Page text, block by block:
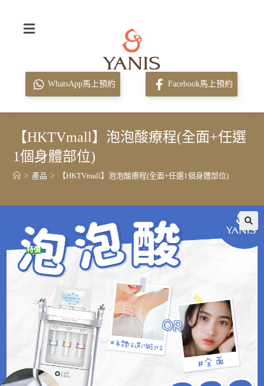
WhatsApp馬上預約 Facebook馬上預約
【HKTVmall】泡泡酸療程(全面+任選
1個身體部位)
> 產品 > 【HKTVmall】泡泡酸療程(全面+任選1個身體部位)
特價